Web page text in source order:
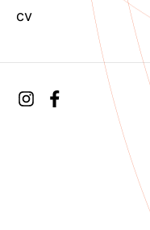
cv
Instagramfacebook